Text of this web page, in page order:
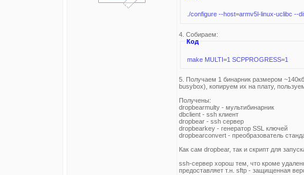
./configure --host=armv5l-linux-uclibc --
4. Собираем:
Код
make MULTI=1 SCPPROGRESS=1
5. Получаем 1 бинарник размером
busybox), копируем их на плату,
Получены:
drоpbearmulty - мультибинарник
dbclient - ssh клиент
drоpbear - ssh сервер
drоpbearkey - генератор SSL ключей
drоpbearconvert - преобразователь
Как сам drоpbear, так и скрипт для
ssh-сервер хорош тем, что кроме
предоставляет т.н. sftp - защищенная